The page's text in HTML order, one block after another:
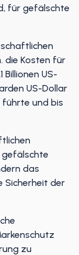
für gefälschte
die Kosten für
Billionen US-
US-Dollar
und bis
gefälschte
das
Sicherheit der
zu